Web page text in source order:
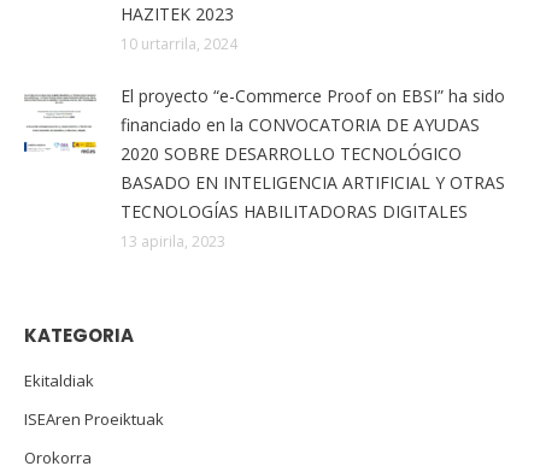
HAZITEK 2023
10 urtarrila, 2024
El proyecto “e-Commerce Proof on EBSI” ha sido
financiado en la CONVOCATORIA DE AYUDAS
2020 SOBRE DESARROLLO TECNOLÓGICO
BASADO EN INTELIGENCIA ARTIFICIAL Y OTRAS
TECNOLOGÍAS HABILITADORAS DIGITALES
13 apirila, 2023
KATEGORIA
Ekitaldiak
ISEAren Proeiktuak
Orokorra